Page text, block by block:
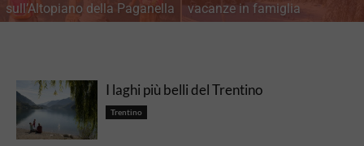
sull’Altopiano della Paganella
vacanze in famiglia
I laghi più belli del Trentino
Trentino